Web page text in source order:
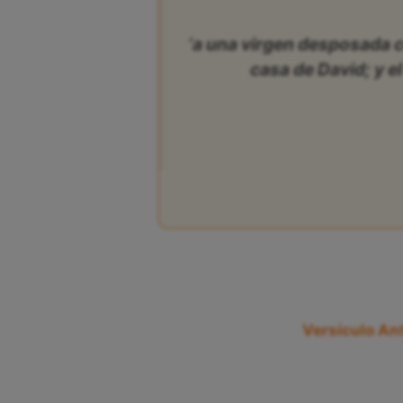
‘a una virgen
casa de David; y
Versículo